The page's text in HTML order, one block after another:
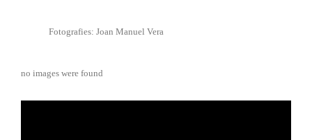
Fotografies: Joan Manuel Vera
no images were found